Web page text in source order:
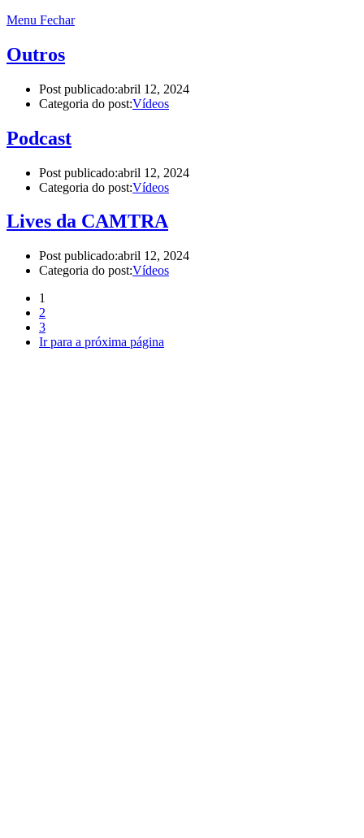
Menu Fechar
Outros
Post publicado:abril 12, 2024
Categoria do post:Vídeos
Podcast
Post publicado:abril 12, 2024
Categoria do post:Vídeos
Lives da CAMTRA
Post publicado:abril 12, 2024
Categoria do post:Vídeos
1
2
3
Ir para a próxima página